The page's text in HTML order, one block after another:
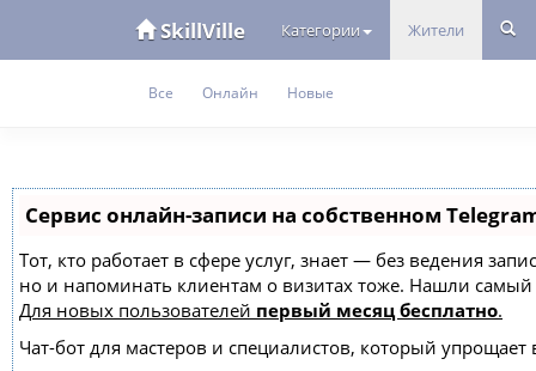
SkillVille Категории Жители
Все Онлайн Новые
Сервис онлайн-записи на собственном
Тот, кто работает в сфере услуг, знает — без ведения
но и напоминать клиентам о визитах тоже. Нашли
Для новых пользователей первый месяц бесплатно.
Чат-бот для мастеров и специалистов, который упрощает